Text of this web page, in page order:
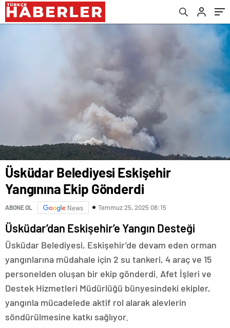
Üsküdar Belediyesi Eskişehir
Yangınına Ekip Gönderdi
ABONE OL News Temmuz 25, 2025 08:15
Üsküdar’dan Eskişehir’e Yangın Desteği
Üsküdar Belediyesi, Eskişehir’de devam eden orman
yangınlarına müdahale için 2 su tankeri, 4 araç ve 15
personelden oluşan bir ekip gönderdi. Afet İşleri ve
Destek Hizmetleri Müdürlüğü bünyesindeki ekipler,
yangınla mücadelede aktif rol alarak alevlerin
söndürülmesine katkı sağlıyor.